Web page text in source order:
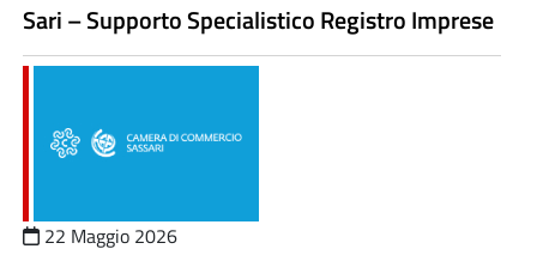
Sari – Supporto Specialistico Registro Imprese
22 Maggio 2026